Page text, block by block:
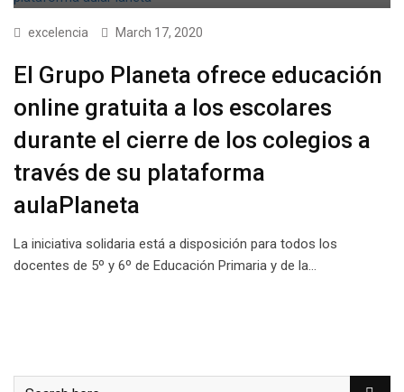
excelencia March 17, 2020
El Grupo Planeta ofrece educación
online gratuita a los escolares
durante el cierre de los colegios a
través de su plataforma
aulaPlaneta
La iniciativa solidaria está a disposición para todos los
docentes de 5º y 6º de Educación Primaria y de la…